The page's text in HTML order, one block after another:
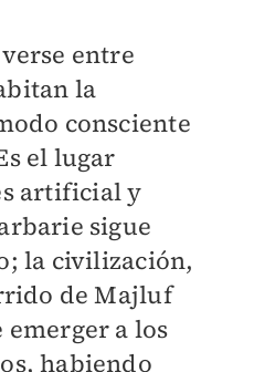
entre
la
consciente
el lugar
artificial y
sigue
la civilización,
de Majluf
a los
habiendo